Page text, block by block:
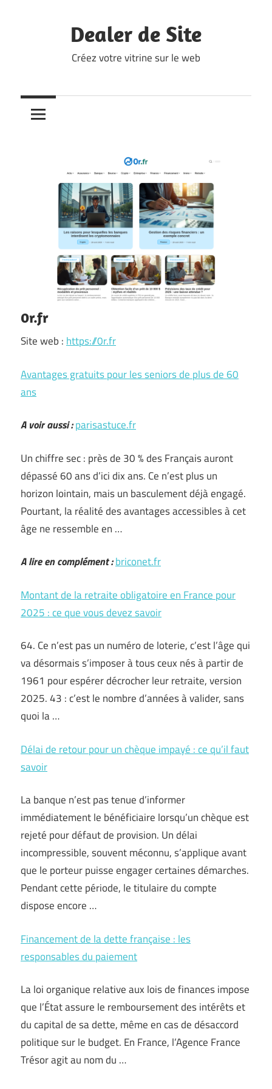
Dealer de Site
Créez votre vitrine sur le web
0r.fr
Site web : https://0r.fr
Avantages gratuits pour les seniors de plus de 60
ans
A voir aussi :parisastuce.fr
Un chiffre sec : près de 30 % des Français auront
dépassé 60 ans d’ici dix ans. Ce n’est plus un
horizon lointain, mais un basculement déjà engagé.
Pourtant, la réalité des avantages accessibles à cet
âge ne ressemble en …
A lire en complément :briconet.fr
Montant de la retraite obligatoire en France pour
2025 : ce que vous devez savoir
64. Ce n’est pas un numéro de loterie, c’est l’âge qui
va désormais s’imposer à tous ceux nés à partir de
1961 pour espérer décrocher leur retraite, version
2025. 43 : c’est le nombre d’années à valider, sans
quoi la …
Délai de retour pour un chèque impayé : ce qu’il faut
savoir
La banque n’est pas tenue d’informer
immédiatement le bénéficiaire lorsqu’un chèque est
rejeté pour défaut de provision. Un délai
incompressible, souvent méconnu, s’applique avant
que le porteur puisse engager certaines démarches.
Pendant cette période, le titulaire du compte
dispose encore …
Financement de la dette française : les
responsables du paiement
La loi organique relative aux lois de finances impose
que l’État assure le remboursement des intérêts et
du capital de sa dette, même en cas de désaccord
politique sur le budget. En France, l’Agence France
Trésor agit au nom du …